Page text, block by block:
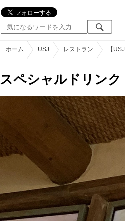
ホーム USJ レストラン 【
スペシャルドリンク